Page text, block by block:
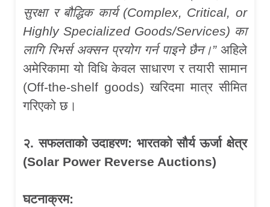
सुरक्षा र बौद्धिक कार्य (Complex, Critical, or
Highly Specialized Goods/Services) का
लागि रिभर्स अक्सन प्रयोग गर्न पाइने छैन।”अहिले
अमेरिकामा यो विधि केवल साधारण र तयारी सामान
(Off-the-shelf goods) खरिदमा मात्र सीमित
गरिएको छ।
२. सफलताको उदाहरण: भारतको सौर्य ऊर्जा क्षेत्र
(Solar Power Reverse Auctions)
घटनाक्रम: